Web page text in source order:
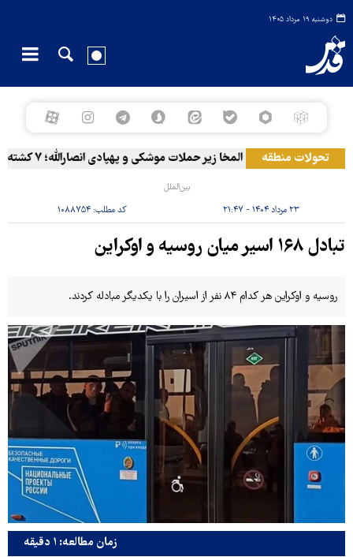
دوشنبه ۱۹ مرداد ۱۴۰۵
تحولات منطقه المخا زیر حملات موشکی و پهپادی انصارالله؛ ۷ کشته و ۳۰ زخمی
بین‌الملل
۲۳ مرداد ۱۴۰۴ - ۲۱:۴۷ کد مطلب: ۱۰۸۸۷۵۴
تبادل ۱۶۸ اسیر میان روسیه و اوکراین
روسیه و اوکراین هر کدام ۸۴ نفر از اسیران را با یکدیگر مبادله کردند.
زمان مطالعه: ۱ دقیقه